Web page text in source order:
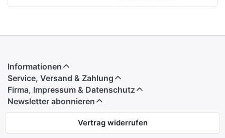
Informationen
Service, Versand & Zahlung
Firma, Impressum & Datenschutz
Newsletter abonnieren
Vertrag widerrufen